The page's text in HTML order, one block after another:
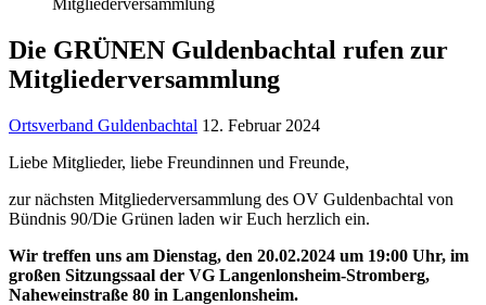
Die GRÜNEN Guldenbachtal rufen zur
Mitgliederversammlung
Ortsverband Guldenbachtal 12. Februar 2024
Liebe Mitglieder, liebe Freundinnen und Freunde,
zur nächsten Mitgliederversammlung des OV Guldenbachtal von
Bündnis 90/Die Grünen laden wir Euch herzlich ein.
Wir treffen uns am Dienstag, den 20.02.2024 um 19:00 Uhr, im
großen Sitzungssaal der VG Langenlonsheim-Stromberg,
Naheweinstraße 80 in Langenlonsheim.